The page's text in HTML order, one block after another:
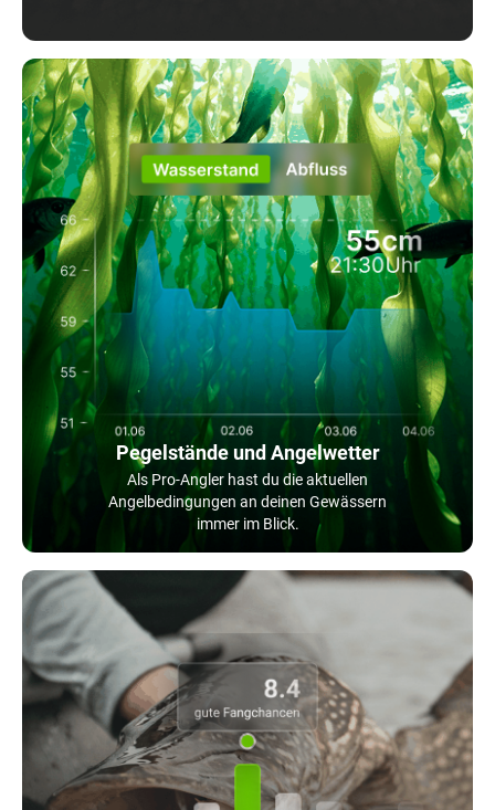
Pegelstände und Angelwetter
Als Pro-Angler hast du die aktuellen
Angelbedingungen an deinen Gewässern
immer im Blick.